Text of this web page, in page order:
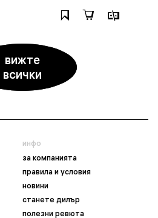
вижте
всички
инфо
за компанията
правила и условия
новини
станете дилър
полезни ревюта